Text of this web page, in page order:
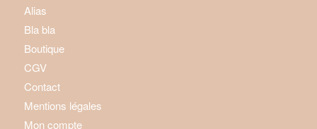
Alias
Bla bla
Boutique
CGV
Contact
Mentions légales
Mon compte